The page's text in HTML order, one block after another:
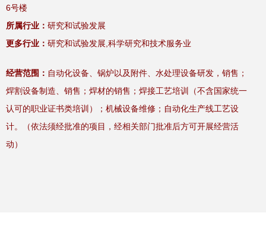
6号楼
所属行业： 研究和试验发展
更多行业： 研究和试验发展,科学研究和技术服务业
经营范围： 自动化设备、锅炉以及附件、水处理设备研发，销售；
焊割设备制造、销售；焊材的销售；焊接工艺培训（不含国家统一
认可的职业证书类培训）；机械设备维修；自动化生产线工艺设
计。（依法须经批准的项目，经相关部门批准后方可开展经营活
动）